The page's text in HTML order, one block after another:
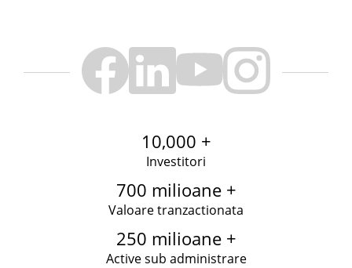
10,000 +
Investitori
700 milioane +
Valoare tranzactionata
250 milioane +
Active sub administrare